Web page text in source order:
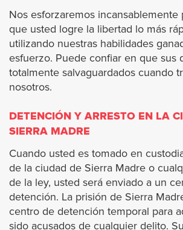
Diamond Bar
Downey
El Monte
El Segundo
Gardena
Glendora
Nos esforzaremos incansablemente
que usted logre la libertad lo más
utilizando nuestras habilidades
esfuerzo. Puede confiar en que sus
totalmente salvaguardados cuando
nosotros.
DETENCIÓN Y ARRESTO EN LA
SIERRA MADRE
Cuando usted es tomado en
de la ciudad de Sierra Madre o
de la ley, usted será enviado a un
detención. La prisión de Sierra
centro de detención temporal para
sido acusados de cualquier delito.